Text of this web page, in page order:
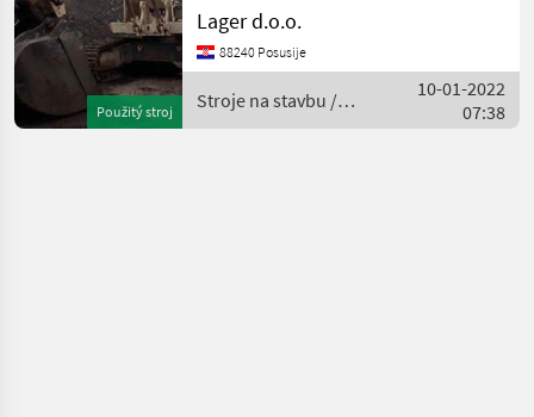
Použitý stroj
600 mm working
signalization tracks 600 mm
basket 5, 1m3 Stroje na
stavbu Pásový báger
Lager d.o.o.
88240 Posusije
Stroje na stavbu /
O&K
10-01-2022
07:38